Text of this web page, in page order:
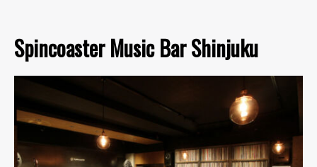
Spincoaster Music Bar Shinjuku